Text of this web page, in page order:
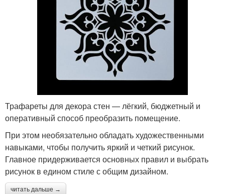
Трафареты для декора стен — лёгкий, бюджетный и
оперативный способ преобразить помещение.
При этом необязательно обладать художественными
навыками, чтобы получить яркий и четкий рисунок.
Главное придерживается основных правил и выбрать
рисунок в едином стиле с общим дизайном.
читать дальше →